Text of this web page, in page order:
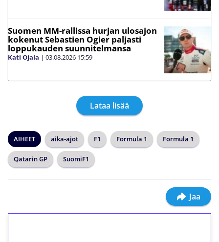
Suomen MM-rallissa hurjan ulosajon
kokenut Sebastien Ogier paljasti
loppukauden suunnitelmansa
Kati Ojala | 03.08.2026 15:59
Lataa lisää
AIHEET aika-ajot F1 Formula 1 Formula 1
Qatarin GP SuomiF1
Jaa